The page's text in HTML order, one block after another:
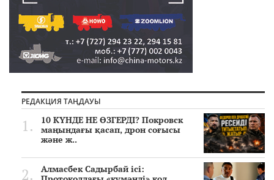
РЕДАКЦИЯ ТАҢДАУЫ
10 КҮНДЕ НЕ ӨЗГЕРДІ? Покровск
маңындағы қасап, дрон соғысы
және ж..
Алмасбек Садырбай ісі: